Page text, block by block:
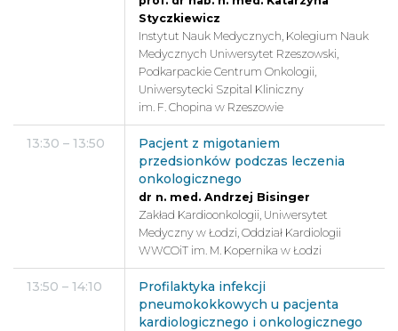
Styczkiewicz
Instytut Nauk Medycznych, Kolegium Nauk
Medycznych Uniwersytet Rzeszowski,
Podkarpackie Centrum Onkologii,
Uniwersytecki Szpital Kliniczny
im. F. Chopina w Rzeszowie
13:30 – 13:50
Pacjent z migotaniem
przedsionków podczas leczenia
onkologicznego
dr n. med. Andrzej Bisinger
Zakład Kardioonkologii, Uniwersytet
Medyczny w Łodzi, Oddział Kardiologii
WWCOiT im. M. Kopernika w Łodzi
13:50 – 14:10
Profilaktyka infekcji
pneumokokkowych u pacjenta
kardiologicznego i onkologicznego